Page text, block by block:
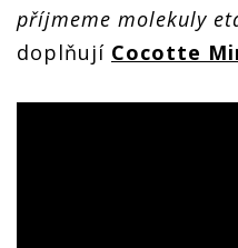
příjmeme molekuly
doplňují Cocotte